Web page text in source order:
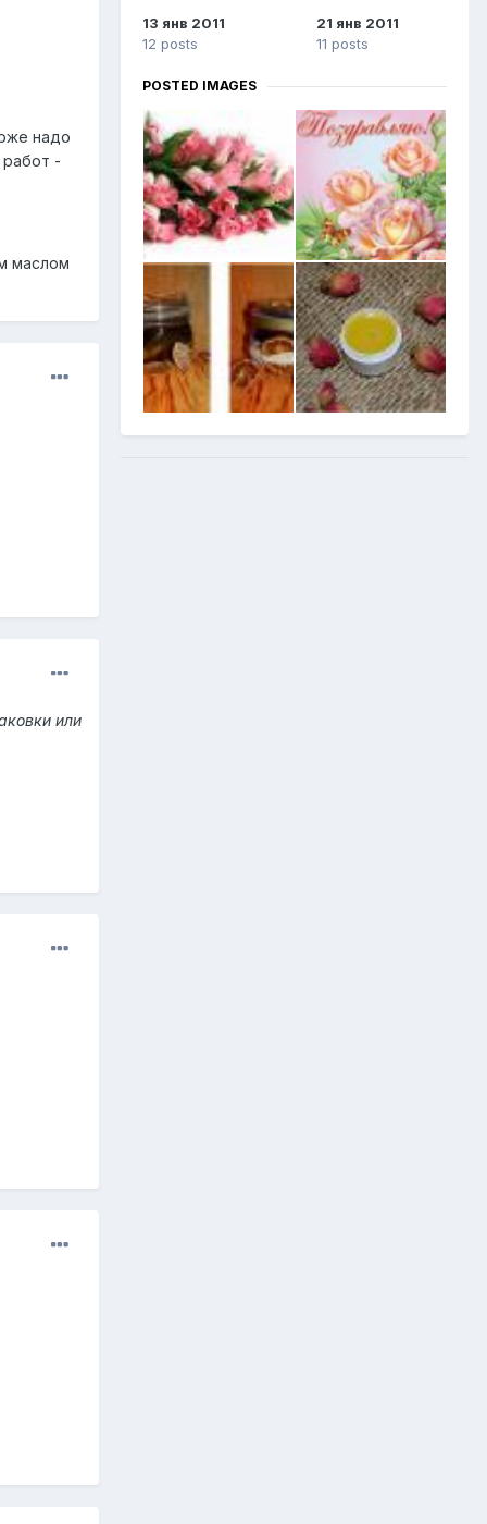
надо
работ -
маслом
или
13 янв 2011
12 posts
21 янв 2011
11 posts
POSTED IMAGES